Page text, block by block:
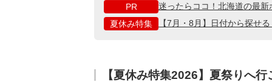
PR
迷ったらココ！北海道の最
夏休み特集
【7月・8月】日付から探せ
【夏休み特集2026】夏祭りへ